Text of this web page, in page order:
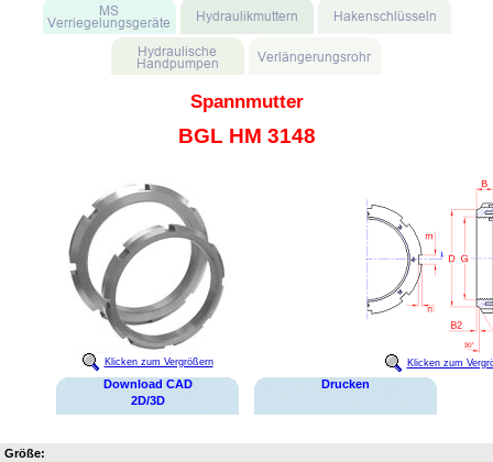
Spannmutter
BGL HM 3148
Klicken zum Vergrößern Klicken zum
Download CAD
2D/3D
Drucken
Größe: